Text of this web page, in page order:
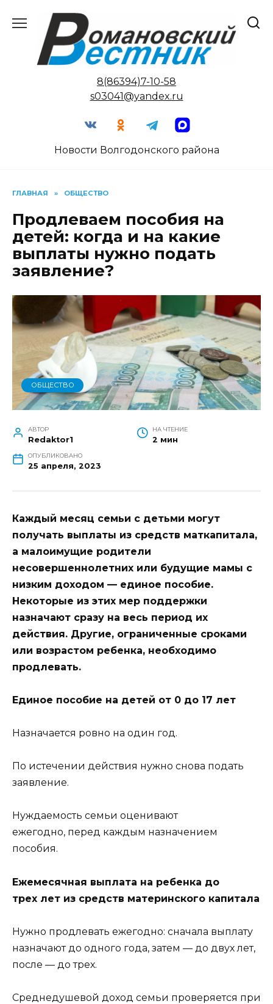
содержанию
8(86394)7-10-58
s03041@yandex.ru
Новости Волгодонского района
ГЛАВНАЯ » ОБЩЕСТВО
Продлеваем пособия на
детей: когда и на какие
выплаты нужно подать
заявление?
ОБЩЕСТВО
АВТОР
Redaktor1
НА ЧТЕНИЕ
2 мин
ОПУБЛИКОВАНО
25 апреля, 2023
Каждый месяц семьи с детьми могут
получать выплаты из средств маткапитала,
а малоимущие родители
несовершеннолетних или будущие мамы с
низким доходом — единое пособие.
Некоторые из этих мер поддержки
назначают сразу на весь период их
действия. Другие, ограниченные сроками
или возрастом ребенка, необходимо
продлевать.
Единое пособие на детей от 0 до 17 лет
Назначается ровно на один год.
По истечении действия нужно снова подать
заявление.
Нуждаемость семьи оценивают
ежегодно, перед каждым назначением
пособия.
Ежемесячная выплата на ребенка до
трех лет из средств материнского капитала
Нужно продлевать ежегодно: сначала выплату
назначают до одного года, затем — до двух лет,
после — до трех.
Среднедушевой доход семьи проверяется при